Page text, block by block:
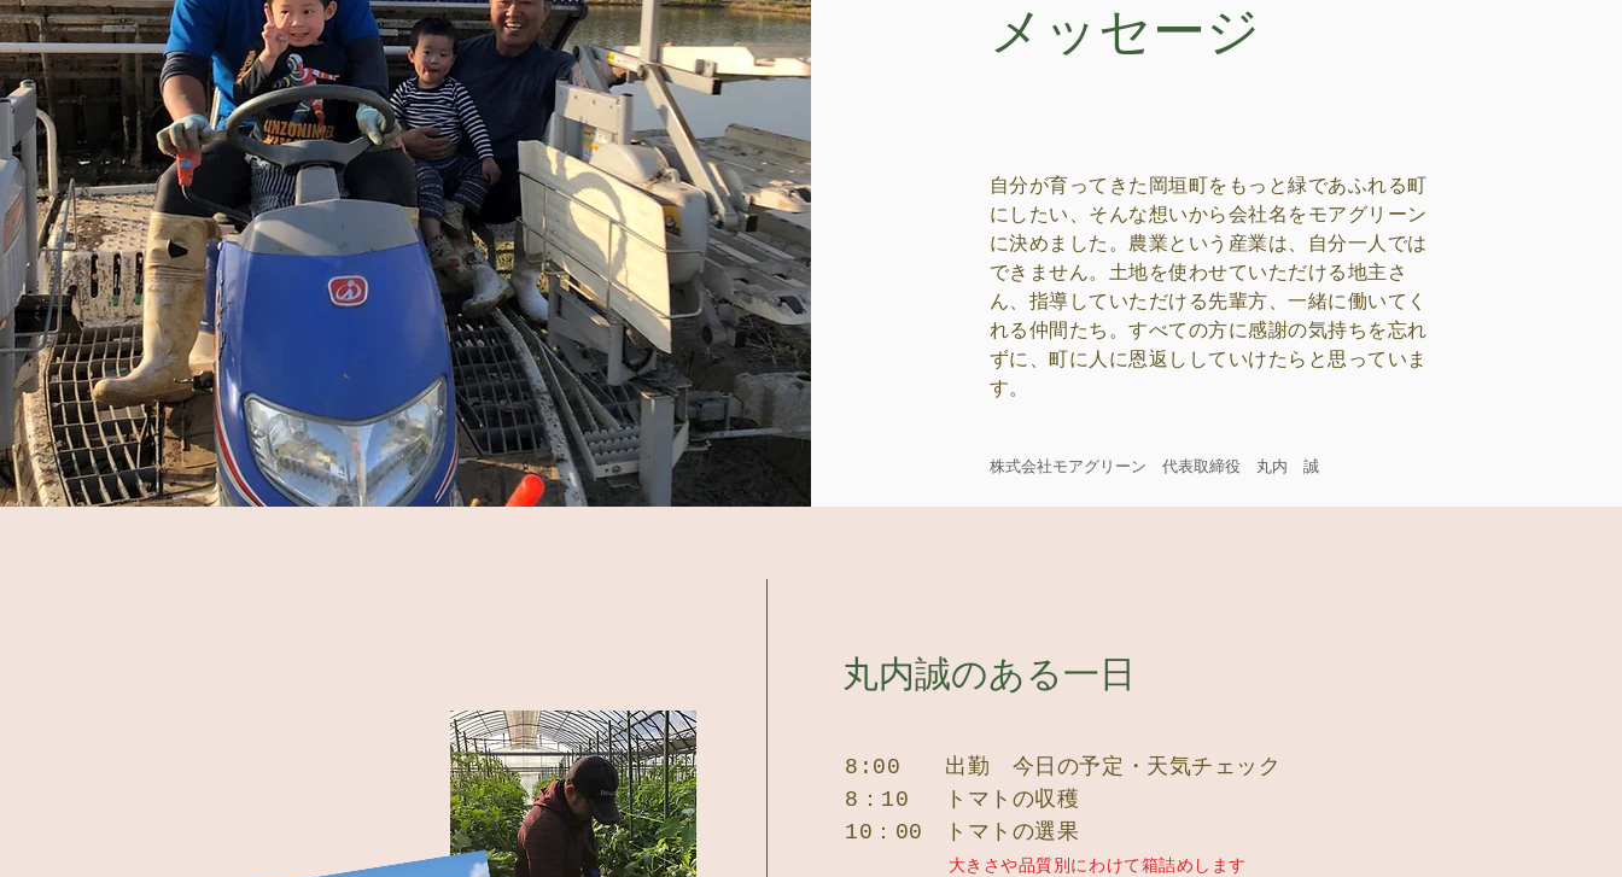
メッセージ
自分が育ってきた岡垣町をもっと緑であふれる町
にしたい、そんな想いから会社名をモアグリーン
に決めました。農業という産業は、自分一人では
できません。土地を使わせていただける地主さ
ん、指導​していただける先輩方、一緒に働いてく
れる仲間たち。すべての方に感謝の気持ちを忘れ
ずに、町に人に恩返ししていけたらと思っていま
す。
​株式会社モアグリーン 代表取締役 丸内 誠
​丸内誠のある一日
8:00 出勤 今日の予定・天気チェック
8：10 トマトの収穫
10：00 トマトの選果
大きさや品質別にわけて箱詰めします